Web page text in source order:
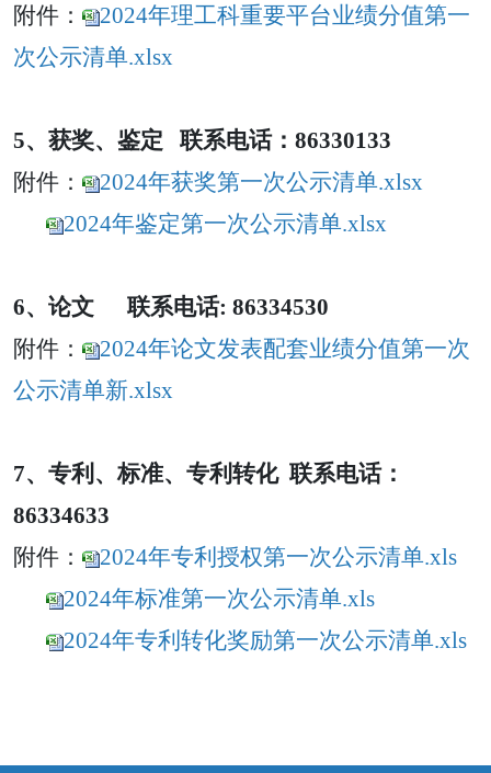
附件：
2024年理工科重要平台业绩分值第一
次公示清单.xlsx
5、获奖、鉴定 联系电话：86330133
附件：
2024年获奖第一次公示清单.xlsx
2024年鉴定第一次公示清单.xlsx
6、论文 联系电话: 86334530
附件：
2024年论文发表配套业绩分值第一次
公示清单新.xlsx
7、 专利、标准、 专利转化联系电话：
86334633
附件：
2024年专利授权第一次公示清单.xls
2024年标准第一次公示清单.xls
2024年专利转化奖励第一次公示清单.xls